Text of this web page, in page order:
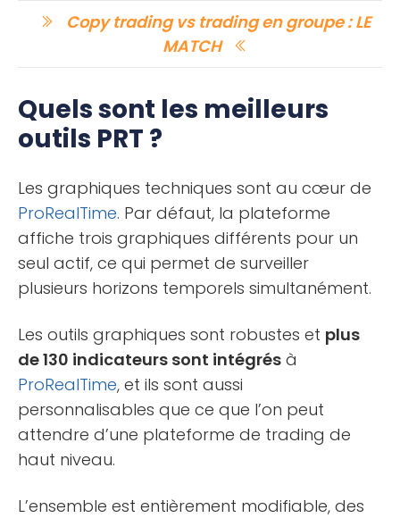
Copy trading vs trading en groupe : LE
MATCH
Quels sont les meilleurs
outils PRT ?
Les graphiques techniques sont au cœur de
ProRealTime. Par défaut, la plateforme
affiche trois graphiques différents pour un
seul actif, ce qui permet de surveiller
plusieurs horizons temporels simultanément.
Les outils graphiques sont robustes et plus
de 130 indicateurs sont intégrés à
ProRealTime, et ils sont aussi
personnalisables que ce que l’on peut
attendre d’une plateforme de trading de
haut niveau.
L’ensemble est entièrement modifiable, des